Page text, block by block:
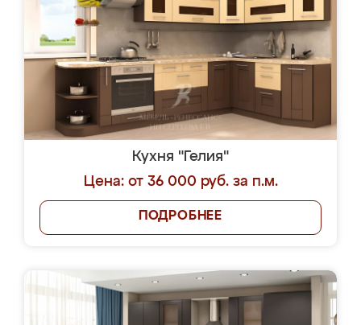
Кухня "Гелия"
Цена: от 36 000 руб. за п.м.
ПОДРОБНЕЕ